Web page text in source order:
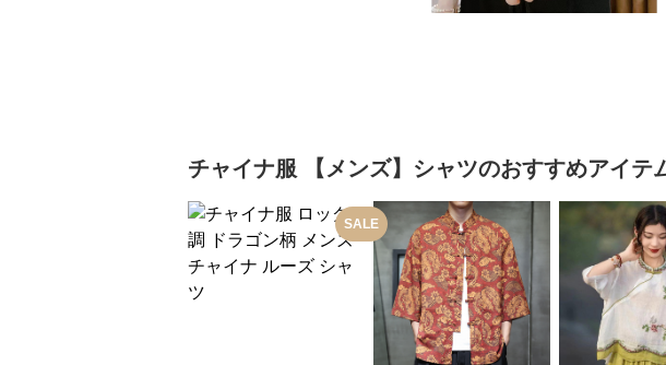
チャイナ服 【メンズ】シャツのおすすめアイテ
SALE